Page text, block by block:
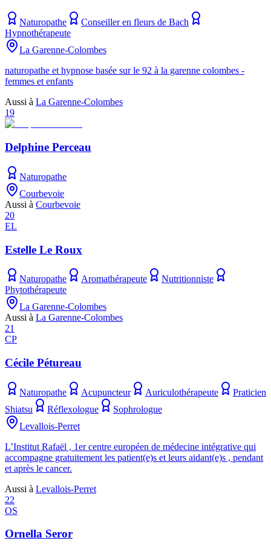
Naturopathe
Conseiller en fleurs de Bach
Hypnothérapeute
La Garenne-Colombes
naturopathe et hypnose basée sur le 92 à la garenne colombes -
femmes et enfants
Aussi à La Garenne-Colombes
19
Delphine Perceau
Naturopathe
Courbevoie
Aussi à Courbevoie
20
EL
Estelle Le Roux
Naturopathe Aromathérapeute
Nutritionniste
Phytothérapeute
La Garenne-Colombes
Aussi à La Garenne-Colombes
21
CP
Cécile Pétureau
Naturopathe Acupuncteur Auriculothérapeute
Praticien
Shiatsu
Réflexologue
Sophrologue
Levallois-Perret
L’Institut Rafaël , 1er centre européen de médecine intégrative qui
accompagne gratuitement les patient(e)s et leurs aidant(e)s , pendant
et après le cancer.
Aussi à Levallois-Perret
22
OS
Ornella Seror